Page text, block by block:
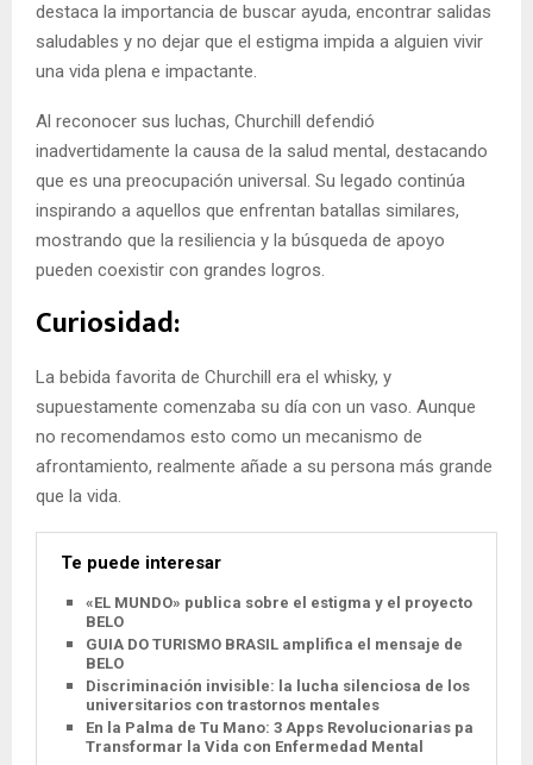
destaca la importancia de buscar ayuda, encontrar salidas
saludables y no dejar que el estigma impida a alguien vivir
una vida plena e impactante.
Al reconocer sus luchas, Churchill defendió
inadvertidamente la causa de la salud mental, destacando
que es una preocupación universal. Su legado continúa
inspirando a aquellos que enfrentan batallas similares,
mostrando que la resiliencia y la búsqueda de apoyo
pueden coexistir con grandes logros.
Curiosidad:
La bebida favorita de Churchill era el whisky, y
supuestamente comenzaba su día con un vaso. Aunque
no recomendamos esto como un mecanismo de
afrontamiento, realmente añade a su persona más grande
que la vida.
Te puede interesar
«EL MUNDO» publica sobre el estigma y el proyecto
BELO
GUIA DO TURISMO BRASIL amplifica el mensaje de
BELO
Discriminación invisible: la lucha silenciosa de los
universitarios con trastornos mentales
En la Palma de Tu Mano: 3 Apps Revolucionarias para
Transformar la Vida con Enfermedad Mental